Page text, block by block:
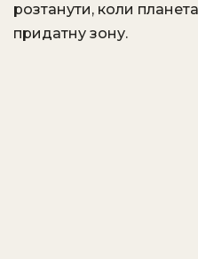
розтанути, коли
придатну зону.